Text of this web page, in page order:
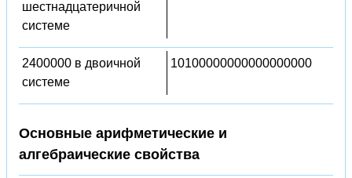
шестнадцатеричной
системе
2400000 в двоичной
системе
10100000000000000000
Основные арифметические и
алгебраические свойства